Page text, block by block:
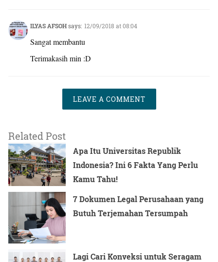
ILYAS AFSOHsays: 12/09/2018 at 08:04
Sangat membantu
Terimakasih min :D
LEAVE A COMMENT
Related Post
Apa Itu Universitas Republik
Indonesia? Ini 6 Fakta Yang Perlu
Kamu Tahu!
7 Dokumen Legal Perusahaan yang
Butuh Terjemahan Tersumpah
Lagi Cari Konveksi untuk Seragam